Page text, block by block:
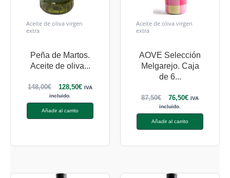
Aceite de oliva virgen
extra
Peña de Martos.
Aceite de oliva...
148,00€ 128,50€ IVA
incluido.
Añadir al carrito
Aceite de oliva virgen
extra
AOVE Selección
Melgarejo. Caja
de 6...
87,50€ 76,50€ IVA
incluido.
Añadir al carrito